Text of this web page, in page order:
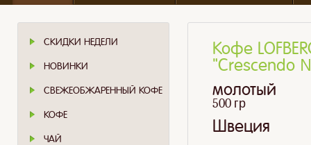
СКИДКИ НЕДЕЛИ
НОВИНКИ
СВЕЖЕОБЖАРЕННЫЙ КОФЕ
КОФЕ
ЧАЙ
Кофе
"Crescendo
молотый
500 гр
Швеция